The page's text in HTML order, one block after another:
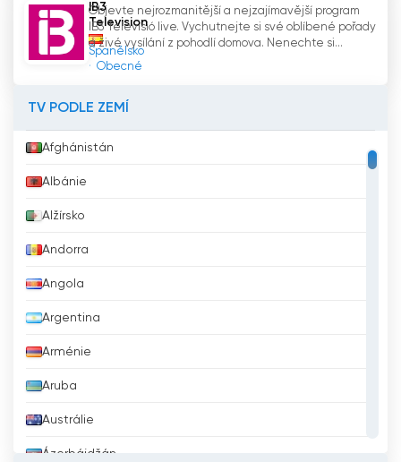
IB3
Television
Španělsko
Obecné
Objevte nejrozmanitější a nejzajímavější program
IB3 Televisió live. Vychutnejte si své oblíbené pořady
a živé vysílání z pohodlí domova. Nenechte si...
TV PODLE ZEMÍ
Afghánistán
Albánie
Alžírsko
Andorra
Angola
Argentina
Arménie
Aruba
Austrálie
Ázerbájdžán